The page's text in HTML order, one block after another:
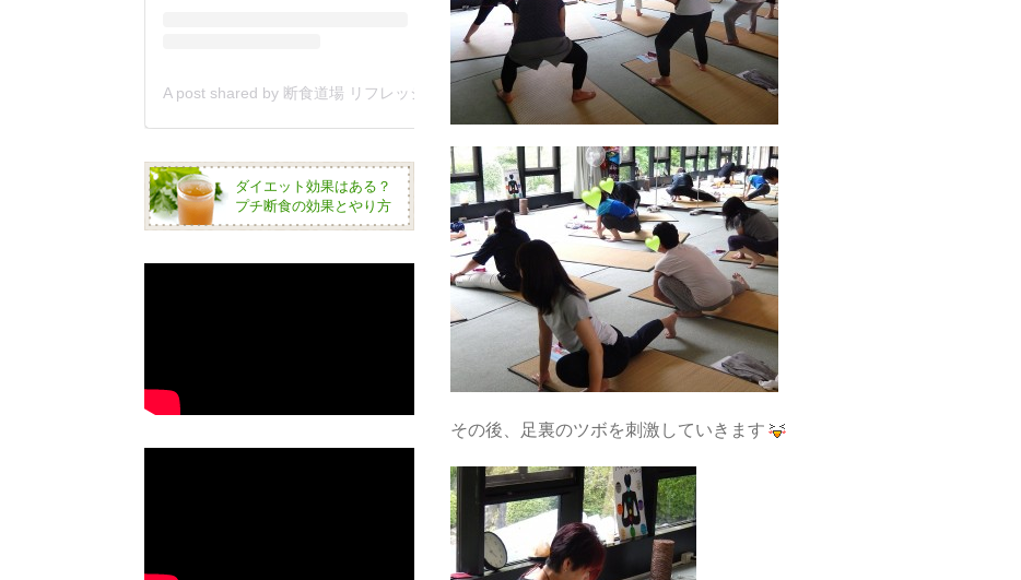
その後、足裏のツボを刺激していきます
ダイエット効果はある？
プチ断食の効果とやり方